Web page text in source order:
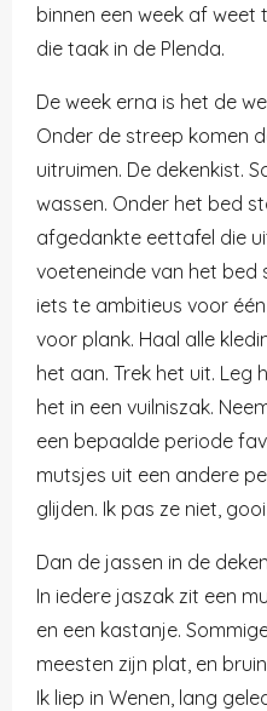
binnen een week af weet
die taak in de Plenda.
De week erna is het de
Onder de streep komen
uitruimen. De dekenkist.
wassen. Onder het bed
afgedankte eettafel die
voeteneinde van het bed
iets te ambitieus voor
voor plank. Haal alle
het aan. Trek het uit.
het in een vuilniszak.
een bepaalde periode
mutsjes uit een andere
glijden. Ik pas ze niet,
Dan de jassen in de
In iedere jaszak zit een
en een kastanje.
meesten zijn plat, en
Ik liep in Wenen, lang